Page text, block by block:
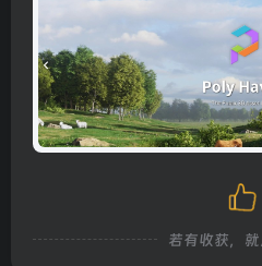
若有收获，